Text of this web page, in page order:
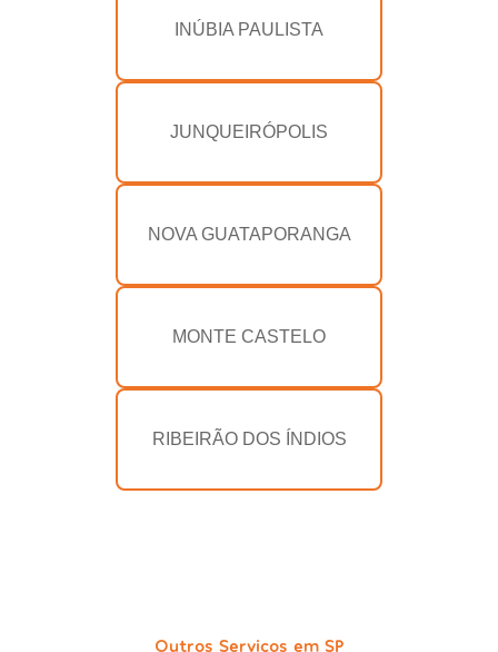
INÚBIA PAULISTA
JUNQUEIRÓPOLIS
NOVA GUATAPORANGA
MONTE CASTELO
RIBEIRÃO DOS ÍNDIOS
Outros Serviços em SP